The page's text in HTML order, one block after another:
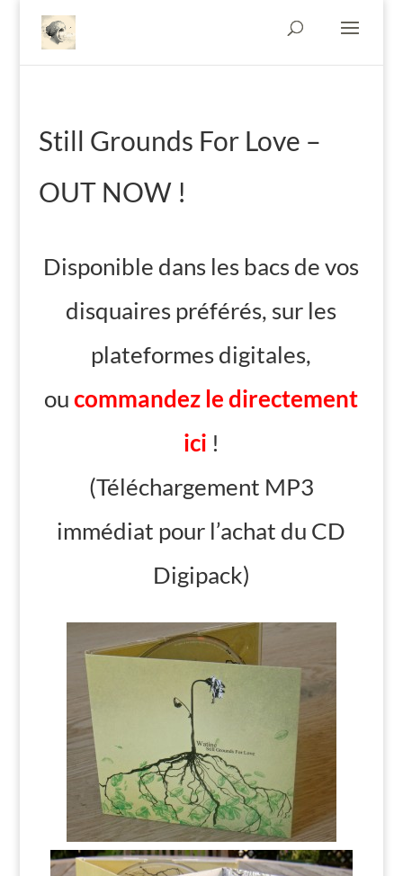
Still Grounds For Love –
OUT NOW !
Disponible dans les bacs de vos
disquaires préférés, sur les
plateformes digitales,
oucommandez le directement
ici !
(Téléchargement MP3
immédiat pour l’achat du CD
Digipack)